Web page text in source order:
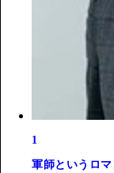
1
軍師というロ